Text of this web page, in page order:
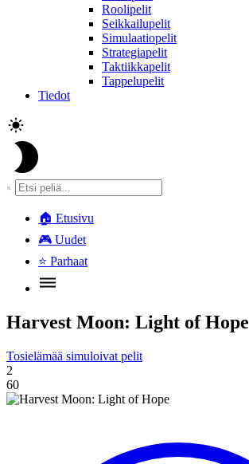
Roolipelit
Seikkailupelit
Simulaatiopelit
Strategiapelit
Taktiikkapelit
Tappelupelit
Tiedot
🏠 Etusivu
🎮 Uudet
⭐ Parhaat
Harvest Moon: Light of Hope
Tosielämää simuloivat pelit
2
60